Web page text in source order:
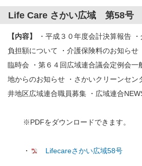
Life Care さかい広域 第58号
【内容】
・平成３０年度会計決算報告
負担額について ・介護保険料のお知らせ
臨時会 ・第６４回広域連合議会定例会一
地からのお知らせ ・さかいクリーンセン
井地区広域連合職員募集 ・広域連合
※PDFをダウンロードできます。
・ Lifecareさかい広域58号